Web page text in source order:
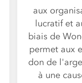
aux
lucratif et
biais de
permet aux
don de
à une